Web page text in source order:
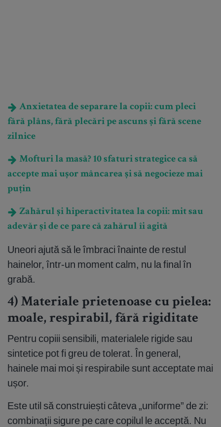
Anxietatea de separare la copii: cum pleci
fără plâns, fără plecări pe ascuns și fără scene
zilnice
Mofturi la masă? 10 sfaturi strategice ca să
accepte mai ușor mâncarea și să negocieze mai
puțin
Zahărul și hiperactivitatea la copii: mit sau
adevăr și de ce pare că zahărul îi agită
Uneori ajută să le îmbraci înainte de restul
hainelor, într-un moment calm, nu la final în
grabă.
4) Materiale prietenoase cu pielea:
moale, respirabil, fără rigiditate
Pentru copiii sensibili, materialele rigide sau
sintetice pot fi greu de tolerat. În general,
hainele mai moi și respirabile sunt acceptate mai
ușor.
Este util să construiești câteva „uniforme” de zi:
combinații sigure pe care copilul le acceptă. Nu